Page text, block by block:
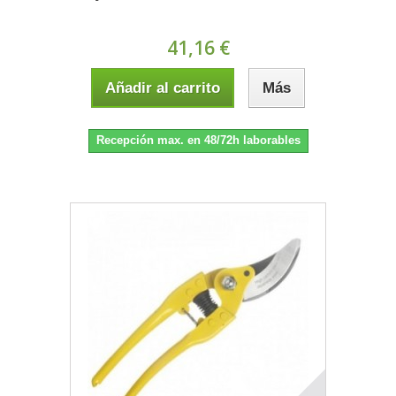
41,16 €
Añadir al carrito Más
Recepción max. en 48/72h laborables